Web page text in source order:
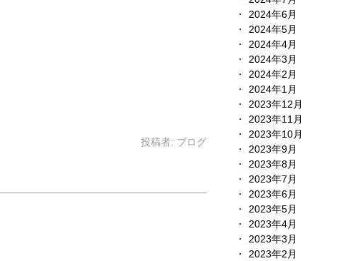
投稿者: ブログ
2024年6月
2024年5月
2024年4月
2024年3月
2024年2月
2024年1月
2023年12月
2023年11月
2023年10月
2023年9月
2023年8月
2023年7月
2023年6月
2023年5月
2023年4月
2023年3月
2023年2月